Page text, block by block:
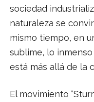
sociedad
naturaleza se
mismo tiempo, en
sublime, lo
está más allá de la
El movimiento